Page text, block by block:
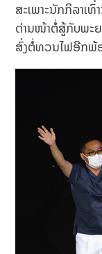
ສະເພາະນັກກິລາ
ດ່ານໜ້າຕໍ່ສູ້ກັບພະຍ
ສົ່ງຕໍ່ທວນໄຟອີກພ້